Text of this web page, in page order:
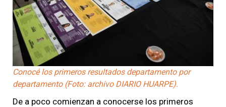
Conocé los primeros resultados departamento por
departamento (Foto: archivo DIARIO HUARPE).
De a poco comienzan a conocerse los primeros